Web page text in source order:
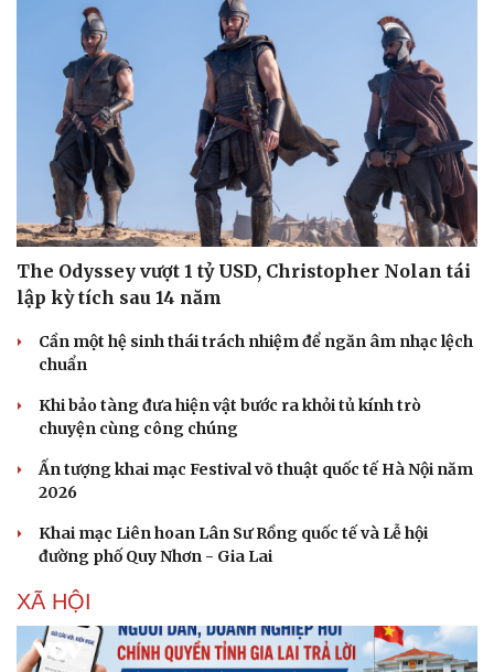
Sân khấu - Điện ảnh
Văn học
Âm nhạc
Di sản
Nghệ sĩ
Thời trang
Sao Việt
The Odyssey vượt 1 tỷ USD, Christopher Nolan tái
lập kỳ tích sau 14 năm
Cần một hệ sinh thái trách nhiệm để ngăn âm nhạc lệch
chuẩn
Khi bảo tàng đưa hiện vật bước ra khỏi tủ kính trò
chuyện cùng công chúng
Ấn tượng khai mạc Festival võ thuật quốc tế Hà Nội năm
2026
Khai mạc Liên hoan Lân Sư Rồng quốc tế và Lễ hội
đường phố Quy Nhơn - Gia Lai
XÃ HỘI